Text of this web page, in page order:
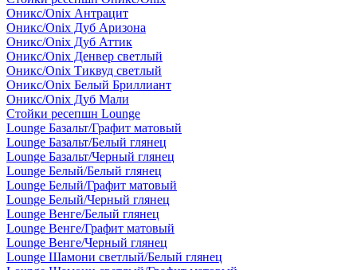
Оникс/Onix Антрацит
Оникс/Onix Дуб Аризона
Оникс/Onix Дуб Аттик
Оникс/Onix Денвер светлый
Оникс/Onix Тиквуд светлый
Оникс/Onix Белый Бриллиант
Оникс/Onix Дуб Мали
Стойки ресепшн Lounge
Lounge Базальт/Графит матовый
Lounge Базальт/Белый глянец
Lounge Базальт/Черный глянец
Lounge Белый/Белый глянец
Lounge Белый/Графит матовый
Lounge Белый/Черный глянец
Lounge Венге/Белый глянец
Lounge Венге/Графит матовый
Lounge Венге/Черный глянец
Lounge Шамони светлый/Белый глянец